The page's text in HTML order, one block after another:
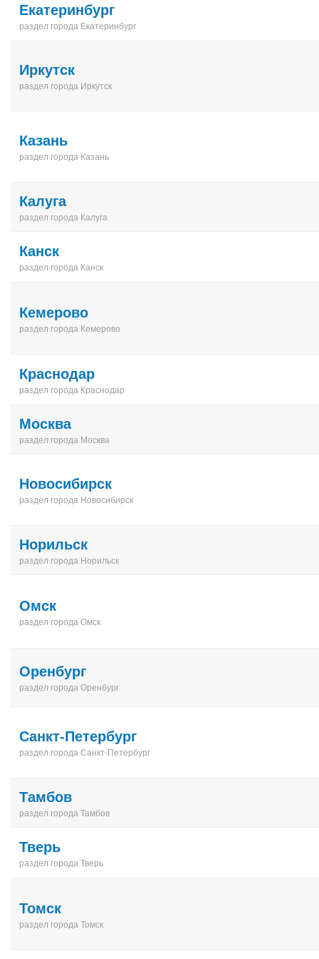
Екатеринбург
раздел города Екатеринбург
Иркутск
раздел города Иркутск
Казань
раздел города Казань
Калуга
раздел города Калуга
Канск
раздел города Канск
Кемерово
раздел города Кемерово
Краснодар
раздел города Краснодар
Москва
раздел города Москва
Новосибирск
раздел города Новосибирск
Норильск
раздел города Норильск
Омск
раздел города Омск
Оренбург
раздел города Оренбург
Санкт-Петербург
раздел города Санкт-Петербург
Тамбов
раздел города Тамбов
Тверь
раздел города Тверь
Томск
раздел города Томск